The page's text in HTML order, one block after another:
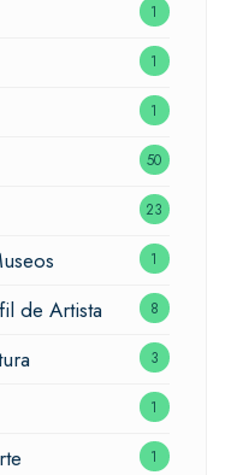
1
1
1
50
23
1
de Artista 8
3
1
1